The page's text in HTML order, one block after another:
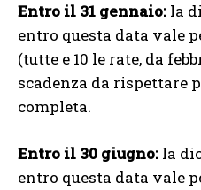
Entro il 31 gennaio: la
entro questa data vale
(tutte e 10 le rate, da
scadenza da rispettare
completa.
Entro il 30 giugno: la
entro questa data vale